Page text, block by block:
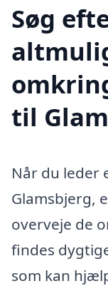
Søg
til
Når du leder
Glamsbjerg,
overveje de
findes
som kan